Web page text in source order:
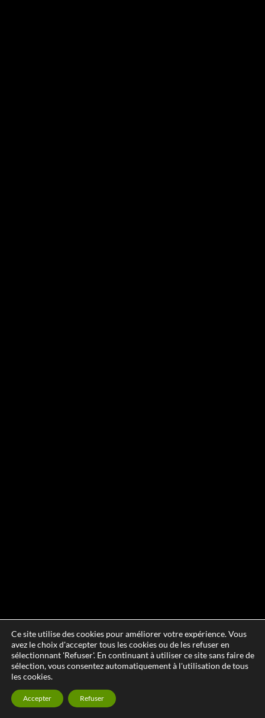
Ce site utilise des cookies pour améliorer votre expérience. Vous
avez le choix d'accepter tous les cookies ou de les refuser en
sélectionnant 'Refuser'. En continuant à utiliser ce site sans faire de
sélection, vous consentez automatiquement à l'utilisation de tous
les cookies.
Accepter Refuser